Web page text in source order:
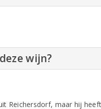
wijn?
Reichersdorf, maar hij